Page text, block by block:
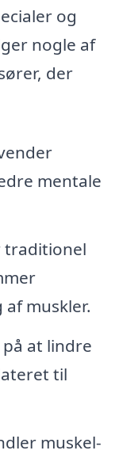
og
nogle af
der
mentale
traditionel
muskler.
at lindre
til
muskel-